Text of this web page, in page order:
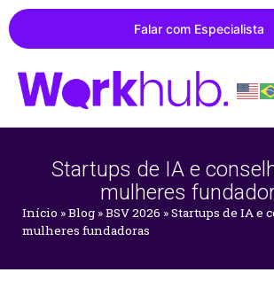
Falar com Especialista
Startups de IA e
mulheres
Início »Blog »BSV 2026 »Startups de IA e
mulheres fundadoras